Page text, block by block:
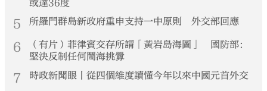
或達36度
5 所羅門群島新政府重申支持一中原則 外交部回應
6
（有片）菲律賓交存所謂「黃岩島海圖」 國防部：
堅決反制任何鬧海挑釁
7 時政新聞眼丨從四個維度讀懂今年以來中國元首外交